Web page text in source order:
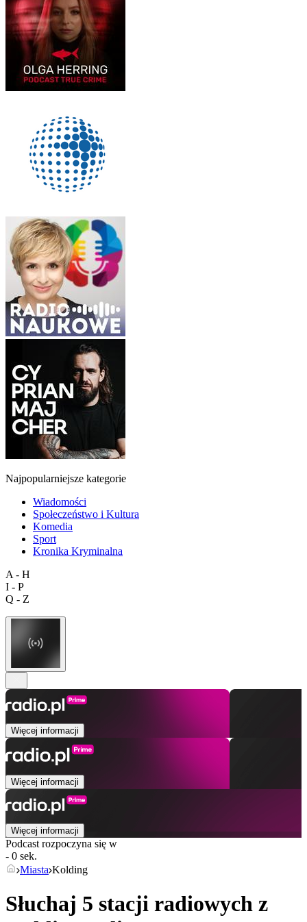
Najpopularniejsze kategorie
Wiadomości
Społeczeństwo i Kultura
Komedia
Sport
Kronika Kryminalna
A - H
I - P
Q - Z
Więcej informacji
Więcej informacji
Więcej informacji
Podcast rozpoczyna się w
- 0 sek.
Miasta Kolding
Słuchaj 5 stacji radiowych z